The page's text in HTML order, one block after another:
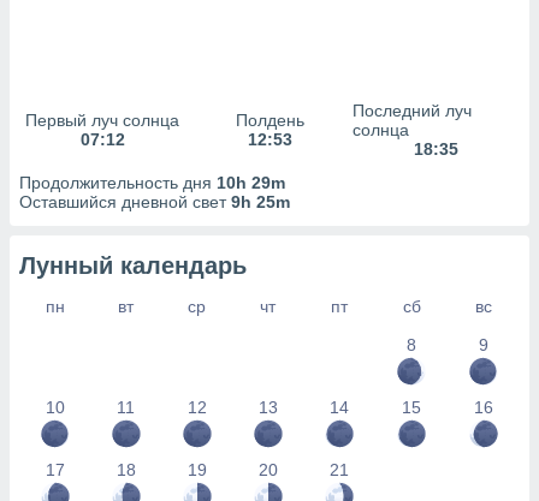
Первый луч солнца
07:12
Полдень
12:53
Последний луч
солнца
18:35
Продолжительность дня 10h 29m
Оставшийся дневной свет9h 25m
Лунный календарь
пн вт ср чт пт сб
вс
8
9
10 11 12 13 14 15 16
17 18 19 20 21